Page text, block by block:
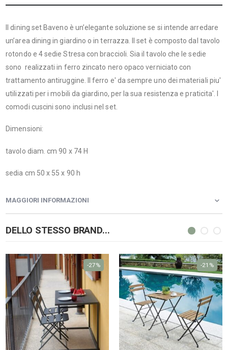
Il dining set Baveno è un’elegante soluzione se si intende arredare
un’area dining in giardino o in terrazza. Il set è composto dal tavolo
rotondo e 4 sedie Stresa con braccioli. Sia il tavolo che le sedie
sono realizzati in ferro zincato nero opaco verniciato con
trattamento antiruggine. Il ferro e' da sempre uno dei materiali piu'
utilizzati per i mobili da giardino, per la sua resistenza e praticita'. I
comodi cuscini sono inclusi nel set.
Dimensioni:
tavolo diam. cm 90 x 74 H
sedia cm 50 x 55 x 90 h
MAGGIORI INFORMAZIONI
DELLO STESSO BRAND...
-27% -21%